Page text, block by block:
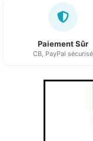
Paiement Sûr
CB, PayPal sécurisé